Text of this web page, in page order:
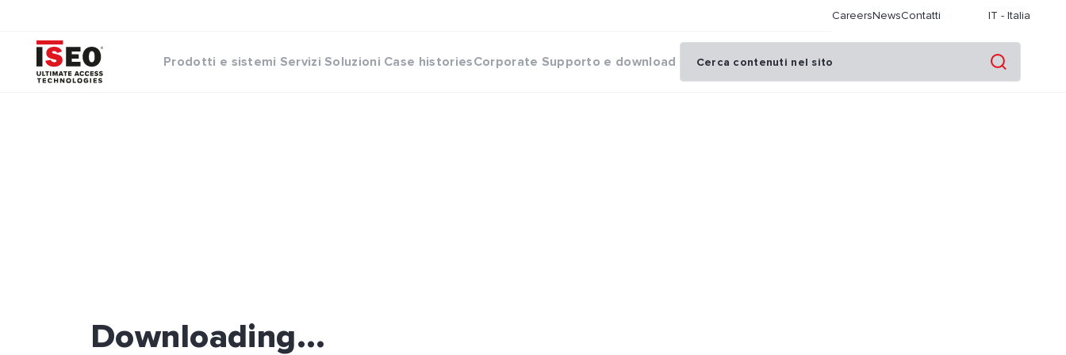
CareersNewsContatti IT - Italia
Prodotti e sistemi Servizi Soluzioni Case historiesCorporate Supporto e download
Downloading...